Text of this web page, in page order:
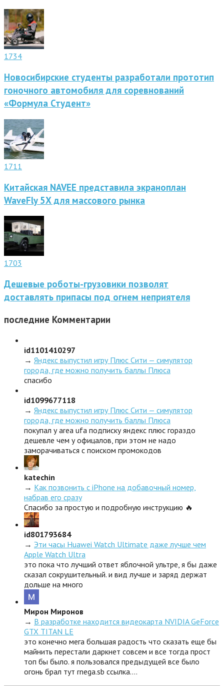
1734
Новосибирские студенты разработали прототип
гоночного автомобиля для соревнований
«Формула Студент»
1711
Китайская NAVEE представила экраноплан
WaveFly 5X для массового рынка
1703
Дешевые роботы-грузовики позволят
доставлять припасы под огнем неприятеля
последние Комментарии
id1101410297
→ Яндекс выпустил игру Плюс Сити — симулятор
города, где можно получить баллы Плюса
спасибо
id1099677118
→ Яндекс выпустил игру Плюс Сити — симулятор
города, где можно получить баллы Плюса
покупал у area ufa подписку яндекс плюс гораздо
дешевле чем у офицалов, при этом не надо
заморачиваться с поиском промокодов
katechin
→ Как позвонить с iPhone на добавочный номер,
набрав его сразу
Спасибо за простую и подробную инструкцию 🔥
id801793684
→ Эти часы Huawei Watch Ultimate даже лучше чем
Apple Watch Ultra
это пока что лучший ответ яблочной ультре, я бы даже
сказал сокрушительный. и вид лучше и заряд держат
дольше на много
Мирон Миронов
→ В разработке находится видеокарта NVIDIA GeForce
GTX TITAN LE
это конечно мега большая радость что сказать еще бы
майнить перестали даркнет совсем и все тогда прост
топ бы было. я пользовался предыдущей все было
огонь брал тут rnega.sb ссылка.…